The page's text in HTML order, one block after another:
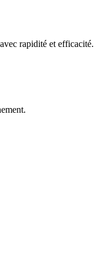
rapidité et efficacité.